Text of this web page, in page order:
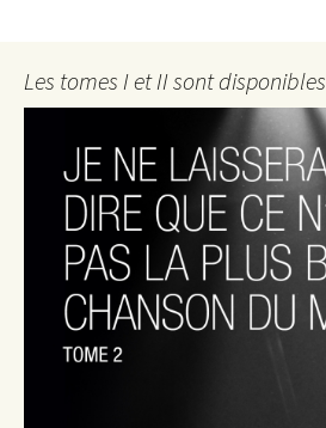
Les tomes I et II sont disponibles